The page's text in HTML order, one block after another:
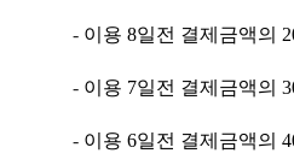
- 이용 8일전 결제금액의
- 이용 7일전 결제금액의
- 이용 6일전 결제금액의